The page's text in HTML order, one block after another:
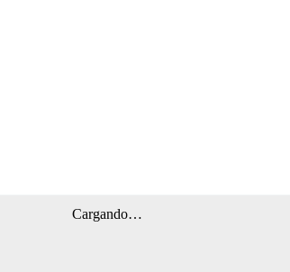
Cargando…